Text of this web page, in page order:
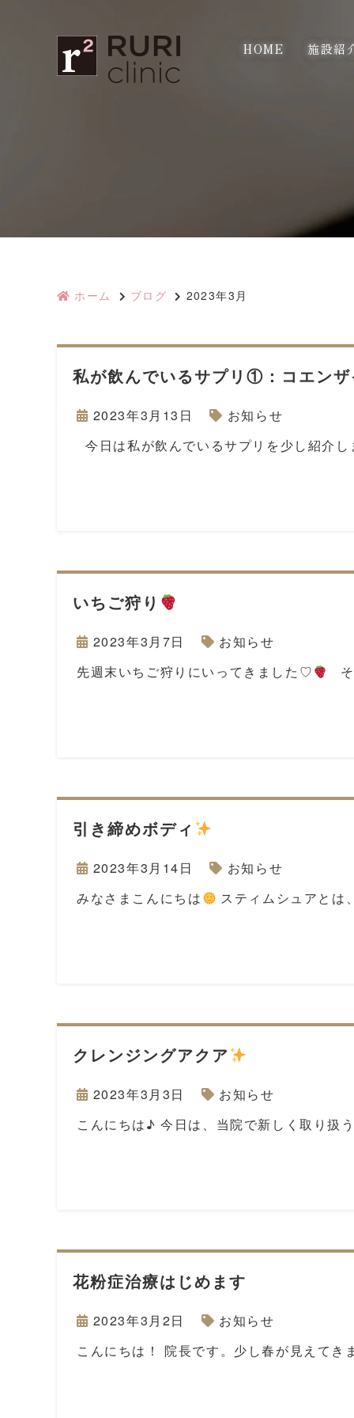
HOME 施設紹
ホーム ブログ 2023年3月
私が飲んでいるサプリ①：コエン
2023年3月13日
お知らせ
今日は私が飲んでいるサプリを少し紹介
いちご狩り
2023年3月7日
お知らせ
先週末いちご狩りにいってきました♡
引き締めボディ
2023年3月14日
お知らせ
みなさまこんにちは
スティムシュアと
クレンジングアクア
2023年3月3日
お知らせ
こんにちは♪ 今日は、当院で新しく取り扱
花粉症治療はじめます
2023年3月2日
お知らせ
こんにちは！ 院長です。少し春が見えて